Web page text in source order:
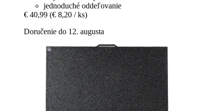
jednoduché oddeľovanie
€ 40,99 (€ 8,20 / ks)
Doručenie do 12. augusta